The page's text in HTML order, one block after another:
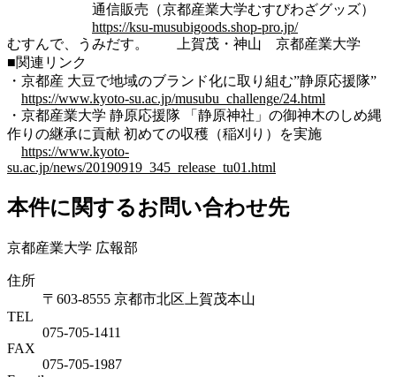
通信販売（京都産業大学むすびわざグッズ）
https://ksu-musubigoods.shop-pro.jp/
むすんで、うみだす。 上賀茂・神山 京都産業大学
■関連リンク
・京都産 大豆で地域のブランド化に取り組む”静原応援隊”
https://www.kyoto-su.ac.jp/musubu_challenge/24.html
・京都産業大学 静原応援隊 「静原神社」の御神木のしめ縄
作りの継承に貢献 初めての収穫（稲刈り）を実施
https://www.kyoto-
su.ac.jp/news/20190919_345_release_tu01.html
本件に関するお問い合わせ先
京都産業大学 広報部
住所
〒603-8555 京都市北区上賀茂本山
TEL
075-705-1411
FAX
075-705-1987